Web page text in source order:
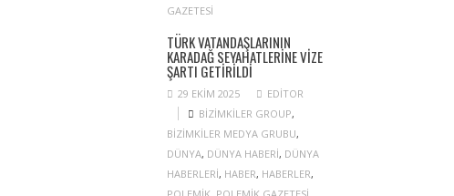
GAZETESI
TÜRK VATANDAŞLARININ
KARADAĞ SEYAHATLERINE VIZE
ŞARTI GETIRILDI
29 EKIM 2025
EDITOR
BIZIMKILER GROUP,
BIZIMKILER MEDYA GRUBU,
DÜNYA, DÜNYA HABERI, DÜNYA
HABERLERI, HABER, HABERLER,